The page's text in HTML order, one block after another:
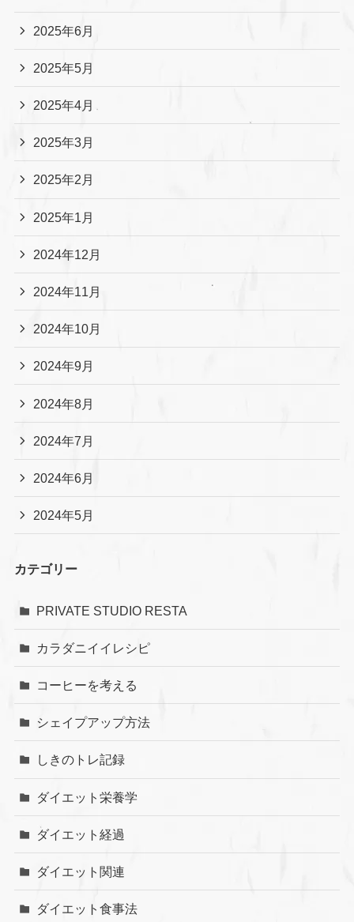
2025年6月
2025年5月
2025年4月
2025年3月
2025年2月
2025年1月
2024年12月
2024年11月
2024年10月
2024年9月
2024年8月
2024年7月
2024年6月
2024年5月
カテゴリー
PRIVATE STUDIO RESTA
カラダニイイレシピ
コーヒーを考える
シェイプアップ方法
しきのトレ記録
ダイエット栄養学
ダイエット経過
ダイエット関連
ダイエット食事法